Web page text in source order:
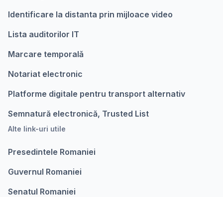
Identificare la distanta prin mijloace video
Lista auditorilor IT
Marcare temporalǎ
Notariat electronic
Platforme digitale pentru transport alternativ
Semnatură electronică, Trusted List
Alte link-uri utile
Presedintele Romaniei
Guvernul Romaniei
Senatul Romaniei